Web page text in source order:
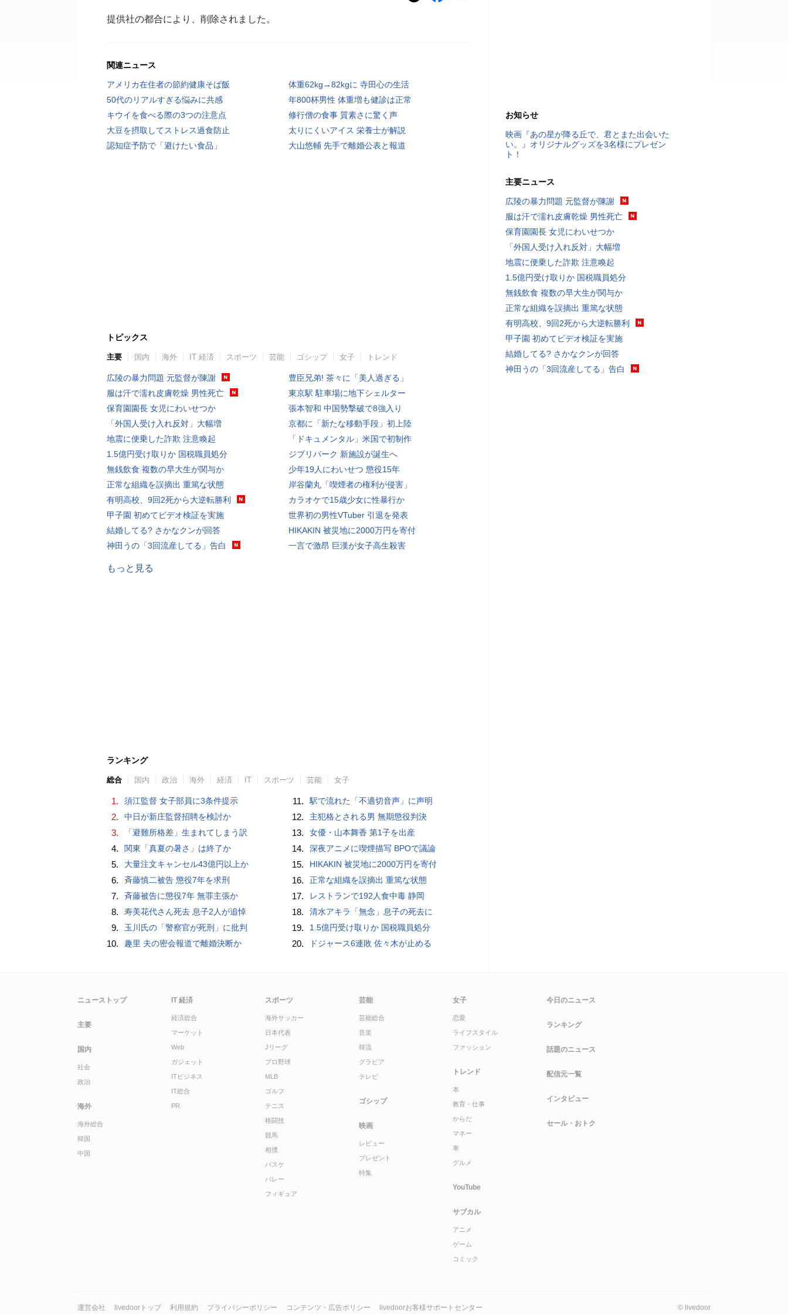
提供社の都合により、削除されました。
関連ニュース
アメリカ在住者の節約健康そば飯
体重62kg→82kgに 寺田心の生活
50代のリアルすぎる悩みに共感
年800杯男性 体重増も健診は正常
キウイを食べる際の3つの注意点
修行僧の食事 質素さに驚く声
大豆を摂取してストレス過食防止
太りにくいアイス 栄養士が解説
認知症予防で「避けたい食品」
大山悠輔 先手で離婚公表と報道
トピックス
主要 国内 海外 IT 経済 スポーツ 芸能 ゴシップ 女子 トレンド
広陵の暴力問題 元監督が陳謝
服は汗で濡れ皮膚乾燥 男性死亡
保育園園長 女児にわいせつか
「外国人受け入れ反対」大幅増
地震に便乗した詐欺 注意喚起
1.5億円受け取りか 国税職員処分
無銭飲食 複数の早大生が関与か
正常な組織を誤摘出 重篤な状態
有明高校、9回2死から大逆転勝利
甲子園 初めてビデオ検証を実施
結婚してる? さかなクンが回答
神田うの「3回流産してる」告白
豊臣兄弟! 茶々に「美人過ぎる」
東京駅 駐車場に地下シェルター
張本智和 中国勢撃破で8強入り
京都に「新たな移動手段」初上陸
「ドキュメンタル」米国で初制作
ジブリパーク 新施設が誕生へ
少年19人にわいせつ 懲役15年
岸谷蘭丸「喫煙者の権利が侵害」
カラオケで15歳少女に性暴行か
世界初の男性VTuber 引退を発表
HIKAKIN 被災地に2000万円を寄付
一言で激昂 巨漢が女子高生殺害
もっと見る
ランキング
総合 国内 政治 海外 経済 IT スポーツ 芸能 女子
1. 須江監督 女子部員に3条件提示
2. 中日が新庄監督招聘を検討か
3. 「避難所格差」生まれてしまう訳
4. 関東「真夏の暑さ」は終了か
5. 大量注文キャンセル43億円以上か
6. 斉藤慎二被告 懲役7年を求刑
7. 斉藤被告に懲役7年 無罪主張か
8. 寿美花代さん死去 息子2人が追悼
9. 玉川氏の「警察官が死刑」に批判
10. 趣里 夫の密会報道で離婚決断か
11. 駅で流れた「不適切音声」に声明
12. 主犯格とされる男 無期懲役判決
13. 女優・山本舞香 第1子を出産
14. 深夜アニメに喫煙描写 BPOで議論
15. HIKAKIN 被災地に2000万円を寄付
16. 正常な組織を誤摘出 重篤な状態
17. レストランで192人食中毒 静岡
18. 清水アキラ「無念」息子の死去に
19. 1.5億円受け取りか 国税職員処分
20. ドジャース6連敗 佐々木が止める
お知らせ
映画『あの星が降る丘で、君とまた出会いた
い。』オリジナルグッズを3名様にプレゼン
ト！
主要ニュース
広陵の暴力問題 元監督が陳謝
服は汗で濡れ皮膚乾燥 男性死亡
保育園園長 女児にわいせつか
「外国人受け入れ反対」大幅増
地震に便乗した詐欺 注意喚起
1.5億円受け取りか 国税職員処分
無銭飲食 複数の早大生が関与か
正常な組織を誤摘出 重篤な状態
有明高校、9回2死から大逆転勝利
甲子園 初めてビデオ検証を実施
結婚してる? さかなクンが回答
神田うの「3回流産してる」告白
ニューストップ
主要
国内
社会
政治
海外
海外総合
韓国
中国
IT 経済
経済総合
マーケット
Web
ガジェット
ITビジネス
IT総合
PR
スポーツ
海外サッカー
日本代表
Jリーグ
プロ野球
MLB
ゴルフ
テニス
格闘技
競馬
相撲
バスケ
バレー
フィギュア
芸能
芸能総合
音楽
韓流
グラビア
テレビ
ゴシップ
映画
レビュー
プレゼント
特集
女子
恋愛
ライフスタイル
ファッション
トレンド
本
教育・仕事
からだ
マネー
車
グルメ
YouTube
サブカル
アニメ
ゲーム
コミック
今日のニュース
ランキング
話題のニュース
配信元一覧
インタビュー
セール・おトク
運営会社 livedoorトップ 利用規約 プライバシーポリシー コンテンツ・広告ポリシー livedoorお客様サポートセンター © livedoor